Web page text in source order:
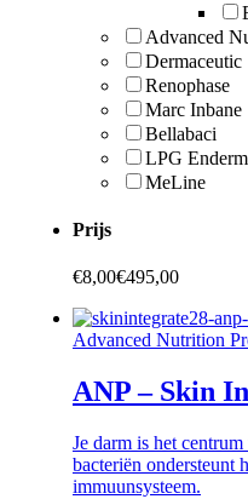
Advanced
Dermaceutic
Renophase
Marc Inbane
Bellabaci
LPG
MeLine
Prijs
€8,00€495,00
Advanced Nutrition
ANP – Skin
Je darm is het
bacteriën ondersteunt
immuunsysteem.